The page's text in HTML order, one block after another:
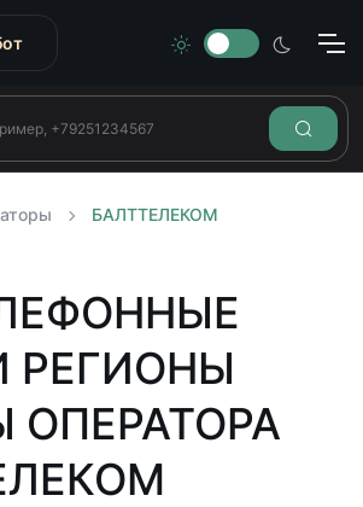
БАЛТТЕЛЕКОМ
РЕГИОНЫ
ОПЕРАТОРА